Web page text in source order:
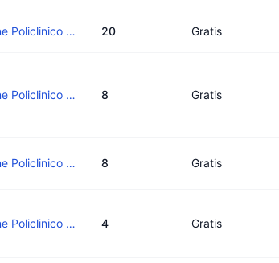
Fondazione Policlinico Di Monza 20 Gratis
Fondazione Policlinico Di Monza 8 Gratis
Fondazione Policlinico Di Monza 8 Gratis
Fondazione Policlinico Di Monza 4 Gratis